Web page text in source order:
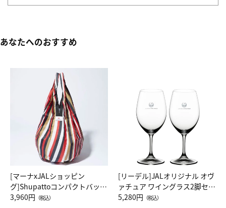
あなたへのおすすめ
[マーナxJALショッピン
グ]Shupattoコンパクトバッグ
Drop JAL客室乗務員（LC）ス
3,960円 （税込）
[リーデル]JALオリジナル オヴ
ァチュア ワイングラス2脚セッ
ト（レッドワイン）
5,280円 （税込）